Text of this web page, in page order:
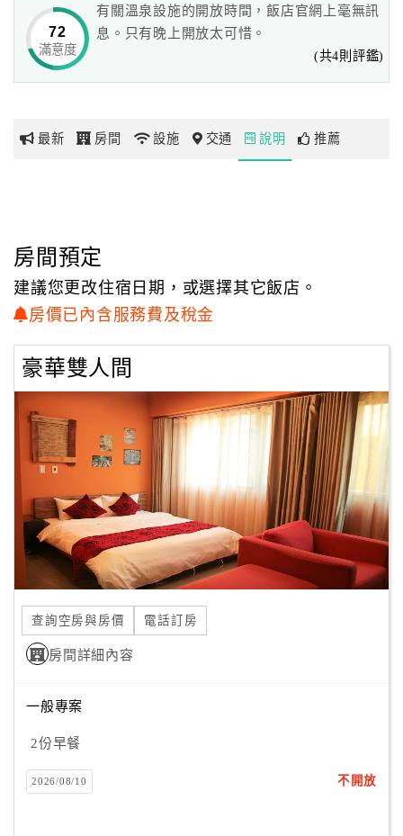
網
玩
地
圖
顧
務
顧
客
意
度
訂
單
管
理
員
戶
72
滿意度
有關溫泉設施的開放時間，飯店官網上毫無訊
息。只有晚上開放太可惜。
(共4則評鑑)
最新 房間 設施 交通 說明 推薦
房間預定
建議您更改住宿日期，或選擇其它飯店。
房價已內含服務費及稅金
豪華雙人間
查詢空房與房價 電話訂房
房間詳細內容
一般專案
2份早餐
2026/08/10 不開放